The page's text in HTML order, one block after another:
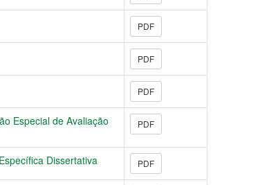
PDF
PDF
PDF
Especial de Avaliação
PDF
Dissertativa PDF